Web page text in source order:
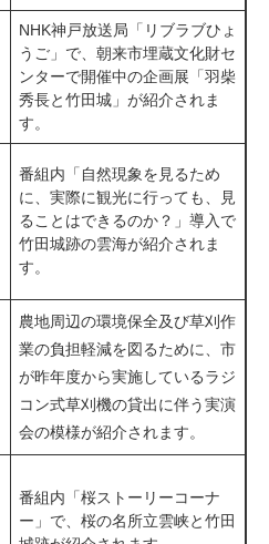
NHK神戸放送局「リブラブひょ
うご」で、朝来市埋蔵文化財セ
ンターで開催中の企画展「羽柴
秀長と竹田城」が紹介されま
す。
番組内「自然現象を見るため
に、実際に観光に行っても、見
ることはできるのか？」導入で
竹田城跡の雲海が紹介されま
す。
農地周辺の環境保全及び草刈作
業の負担軽減を図るために、市
が昨年度から実施しているラジ
コン式草刈機の貸出に伴う実演
会の模様が紹介されます。
番組内「桜ストーリーコーナ
ー」で、桜の名所立雲峡と竹田